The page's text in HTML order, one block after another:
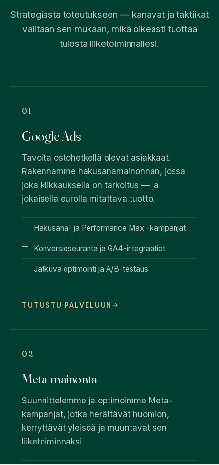
Strategiasta toteutukseen — kanavat ja taktiikat
valitaan sen mukaan, mikä oikeasti tuottaa
tulosta liiketoiminnallesi.
01
Google Ads
Tavoita ostohetkellä olevat asiakkaat.
Rakennamme hakusanamainonnan, jossa
joka klikkauksella on tarkoitus — ja
jokaisella eurolla mitattava tuotto.
Hakusana- ja Performance Max -kampanjat
Konversioseuranta ja GA4-integraatiot
Jatkuva optimointi ja A/B-testaus
TUTUSTU PALVELUUN
02
Meta-mainonta
Suunnittelemme ja optimoimme Meta-
kampanjat, jotka herättävät huomion,
kerryttävät yleisöä ja muuntavat sen
liiketoiminnaksi.